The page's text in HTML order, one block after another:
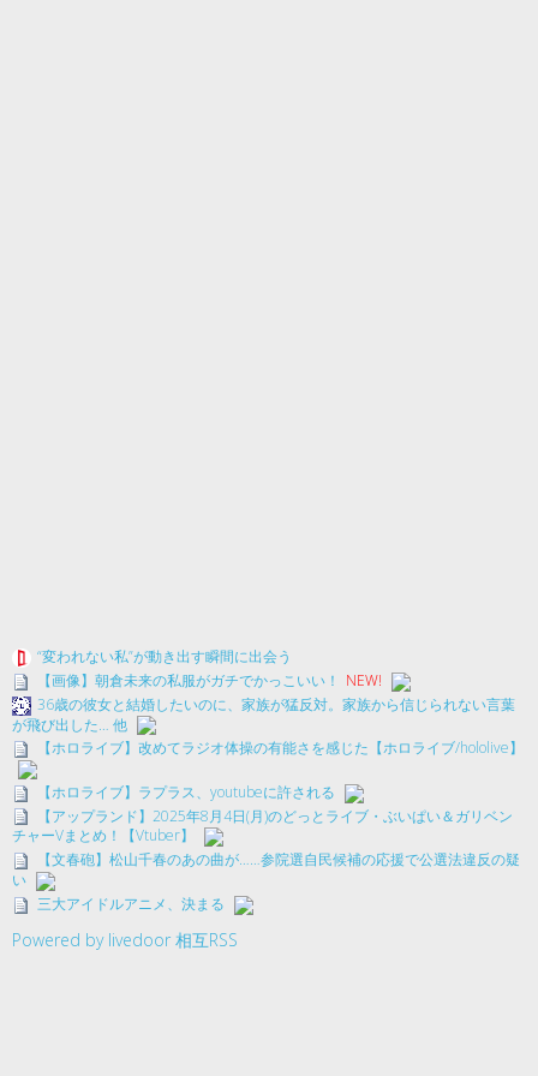
“変われない私”が動き出す瞬間に出会う
【画像】朝倉未来の私服がガチでかっこいい！
NEW!
36歳の彼女と結婚したいのに、家族が猛反対。家族から信じられない言葉
が飛び出した… 他
【ホロライブ】改めてラジオ体操の有能さを感じた【ホロライブ/hololive】
【ホロライブ】ラプラス、youtubeに許される
【アップランド】2025年8月4日(月)のどっとライブ・ぶいぱい＆ガリベン
チャーVまとめ！【Vtuber】
【文春砲】松山千春のあの曲が……参院選自民候補の応援で公選法違反の疑
い
三大アイドルアニメ、決まる
Powered by livedoor 相互RSS